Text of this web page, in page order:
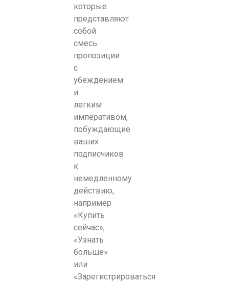
которые
представляют
собой
смесь
пропозиции
с
убеждением
и
легким
императивом,
побуждающие
ваших
подписчиков
к
немедленному
действию,
например
«Купить
сейчас»,
«Узнать
больше»
или
«Зарегистрироваться